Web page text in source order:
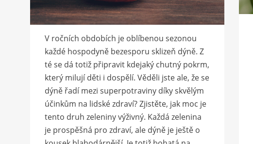
V ročních obdobích je oblíbenou sezonou
každé hospodyně bezesporu sklizeň dýně. Z
té se dá totiž připravit kdejaký chutný pokrm,
který milují děti i dospělí. Věděli jste ale, že se
dýně řadí mezi superpotraviny díky skvělým
účinkům na lidské zdraví? Zjistěte, jak moc je
tento druh zeleniny výživný. Každá zelenina
je prospěšná pro zdraví, ale dýně je ještě o